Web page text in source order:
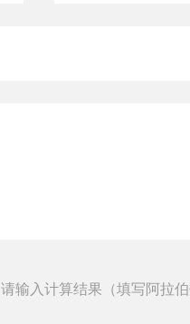
请输入计算结果（填写阿拉